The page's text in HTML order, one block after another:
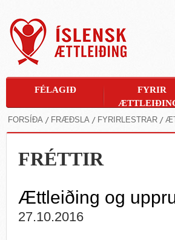
FORSÍÐA FRÆÐSLA FYRIRLESTRAR
FRÉTTIR
Ættleiðing og
27.10.2016
FÉLAGIÐ
FYRIR